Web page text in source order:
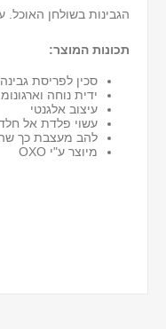
הגבינות בשולחן האוכל.
תכונות המוצר:
סכין לפריסת
ידית נוחה
עיצוב אלגנטי
עשוי פלדת אל
להב מעצבת כך
מיוצר ע"י OXO